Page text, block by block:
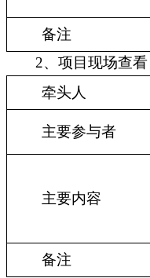
备注
2、项目现场查看
牵头人
主要参与者
主要内容
备注